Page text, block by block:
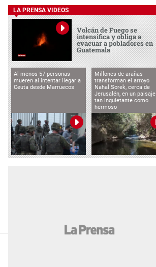
LA PRENSA VIDEOS
Volcán de Fuego se
intensifica y obliga a
evacuar a pobladores en
Guatemala
Al menos 57 personas
mueren al intentar llegar a
Ceuta desde Marruecos
Millones de arañas
transforman el arroyo
Nahal Sorek, cerca de
Jerusalén, en un paisaje
tan inquietante como
hermoso